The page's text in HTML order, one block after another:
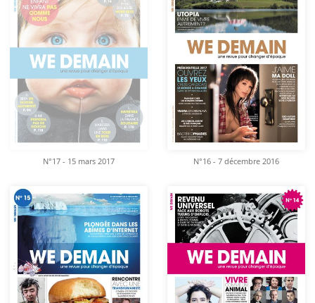
N°17 - 15 mars 2017 N°16 - 7 décembre 2016